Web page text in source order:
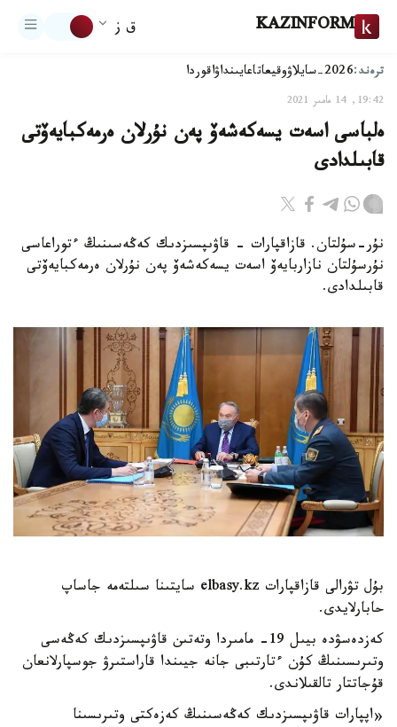
KAZINFORM ق ز
ترەند:2026-سايلاۋ وقيعاتاعايىنداۋاقوردا
19:42, 14 مامىر 2021
ەلباسى اسەت يسەكەشەۆ پەن نۇرلان ەرمەكبايەۆتى
قابىلدادى
نۇر-سۇلتان. قازاقپارات - قاۋىپسىزدىك كەڭەسىنىڭ ءتوراعاسى
نۇرسۇلتان نازاربايەۆ اسەت يسەكەشەۆ پەن نۇرلان ەرمەكبايەۆتى
قابىلدادى.
بۇل تۋرالى قازاقپارات elbasy.kz سايتىنا سىلتەمە جاساپ
حابارلايدى.
كەزدەسۋدە بيىل 19- مامىردا وتەتىن قاۋىپسىزدىك كەڭەسى
وتىرىسىنىڭ كۇن ءتارتىبى جانە جيىندا قاراستىرۋ جوسپارلانعان
قۇجاتتار تالقىلاندى.
«اپپارات قاۋىپسىزدىك كەڭەسىنىڭ كەزەكتى وتىرىسىنا